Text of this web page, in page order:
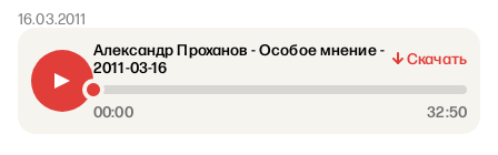
16.03.2011
Александр Проханов - Особое мнение -
2011-03-16
Скачать
00:00 32:50